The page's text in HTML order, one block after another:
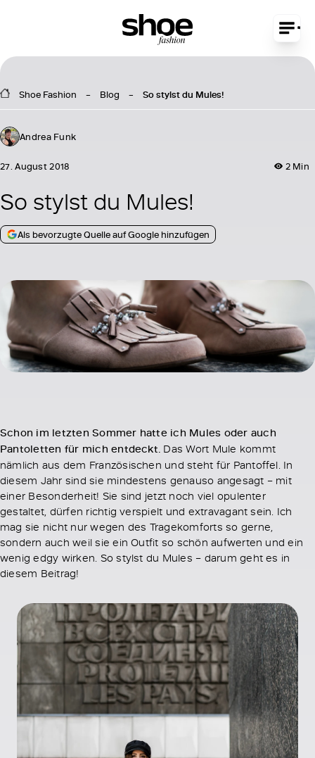
Shoe Fashion Blog So stylst du Mules!
Andrea Funk
2 Min
27. August 2018
So stylst du Mules!
Als bevorzugte Quelle auf Google hinzufügen
Schon im letzten Sommer hatte ich Mules oder auch
Pantoletten für mich entdeckt. Das Wort Mule kommt
nämlich aus dem Französischen und steht für Pantoffel. In
diesem Jahr sind sie mindestens genauso angesagt – mit
einer Besonderheit! Sie sind jetzt noch viel opulenter
gestaltet, dürfen richtig verspielt und extravagant sein. Ich
mag sie nicht nur wegen des Tragekomforts so gerne,
sondern auch weil sie ein Outfit so schön aufwerten und ein
wenig edgy wirken. So stylst du Mules – darum geht es in
diesem Beitrag!